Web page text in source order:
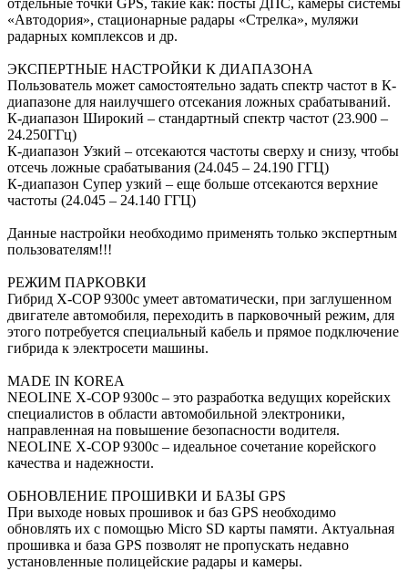
отдельные точки GPS, такие как: посты ДПС, камеры системы
«Автодория», стационарные радары «Стрелка», муляжи
радарных комплексов и др.
ЭКСПЕРТНЫЕ НАСТРОЙКИ К ДИАПАЗОНА
Пользователь может самостоятельно задать спектр частот в К-
диапазоне для наилучшего отсекания ложных срабатываний.
К-диапазон Широкий – стандартный спектр частот (23.900 –
24.250ГГц)
К-диапазон Узкий – отсекаются частоты сверху и снизу, чтобы
отсечь ложные срабатывания (24.045 – 24.190 ГГЦ)
К-диапазон Супер узкий – еще больше отсекаются верхние
частоты (24.045 – 24.140 ГГЦ)
Данные настройки необходимо применять только экспертным
пользователям!!!
РЕЖИМ ПАРКОВКИ
Гибрид X-COP 9300с умеет автоматически, при заглушенном
двигателе автомобиля, переходить в парковочный режим, для
этого потребуется специальный кабель и прямое подключение
гибрида к электросети машины.
MADE IN КOREA
NEOLINE X-COP 9300с – это разработка ведущих корейских
специалистов в области автомобильной электроники,
направленная на повышение безопасности водителя.
NEOLINE X-COP 9300с – идеальное сочетание корейского
качества и надежности.
ОБНОВЛЕНИЕ ПРОШИВКИ И БАЗЫ GPS
При выходе новых прошивок и баз GPS необходимо
обновлять их с помощью Micro SD карты памяти. Актуальная
прошивка и база GPS позволят не пропускать недавно
установленные полицейские радары и камеры.